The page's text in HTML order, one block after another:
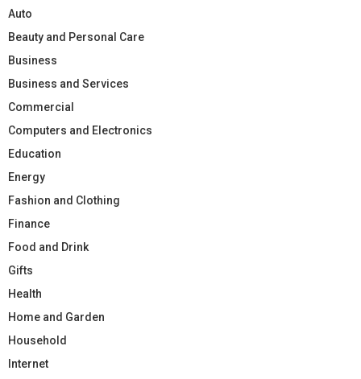
Auto
Beauty and Personal Care
Business
Business and Services
Commercial
Computers and Electronics
Education
Energy
Fashion and Clothing
Finance
Food and Drink
Gifts
Health
Home and Garden
Household
Internet